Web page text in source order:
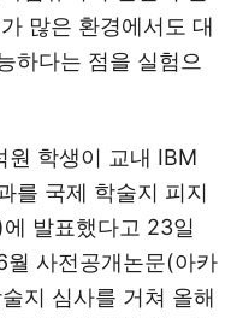
많은 환경에서도 대
하다는 점을 실험으
원 학생이 교내 IBM
를 국제 학술지 피지
발표했다고 23일
사전공개논문(아카
지 심사를 거쳐 올해